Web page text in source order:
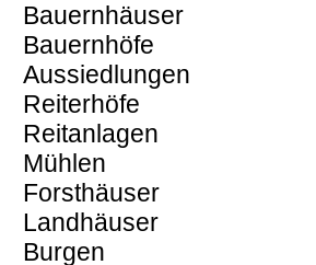
Bauernhäuser
Bauernhöfe
Aussiedlungen
Reiterhöfe
Reitanlagen
Mühlen
Forsthäuser
Landhäuser
Burgen